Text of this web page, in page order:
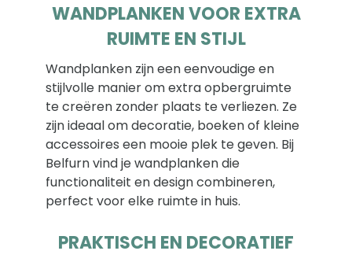
WANDPLANKEN VOOR EXTRA
RUIMTE EN STIJL
Wandplanken zijn een eenvoudige en
stijlvolle manier om extra opbergruimte
te creëren zonder plaats te verliezen. Ze
zijn ideaal om decoratie, boeken of kleine
accessoires een mooie plek te geven. Bij
Belfurn vind je wandplanken die
functionaliteit en design combineren,
perfect voor elke ruimte in huis.
PRAKTISCH EN DECORATIEF